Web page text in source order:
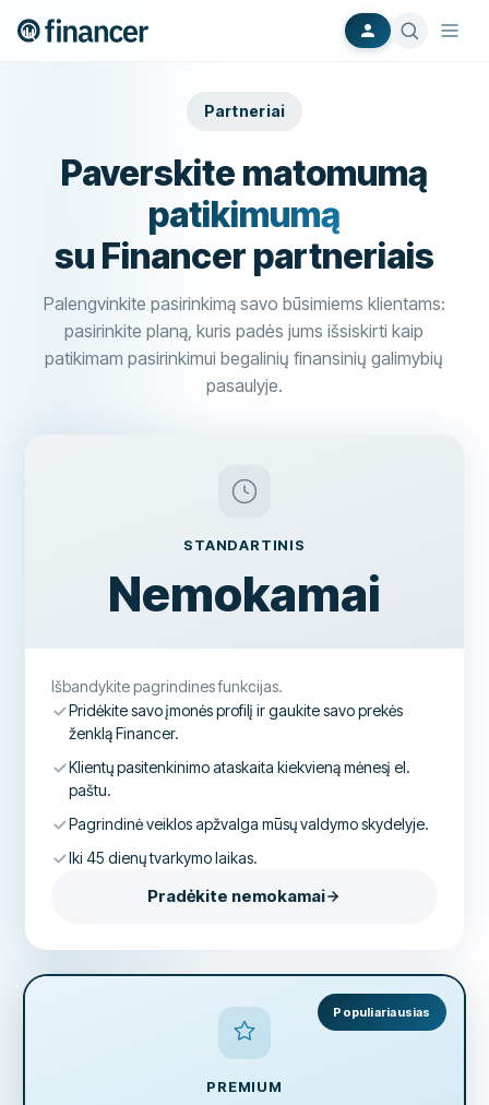
Partneriai
Paverskite matomumą
patikimumą
su Financer partneriais
Palengvinkite pasirinkimą savo būsimiems klientams:
pasirinkite planą, kuris padės jums išsiskirti kaip
patikimam pasirinkimui begalinių finansinių galimybių
pasaulyje.
STANDARTINIS
Nemokamai
Išbandykite pagrindines funkcijas.
Pridėkite savo įmonės profilį ir gaukite savo prekės
ženklą Financer.
Klientų pasitenkinimo ataskaita kiekvieną mėnesį el.
paštu.
Pagrindinė veiklos apžvalga mūsų valdymo skydelyje.
Iki 45 dienų tvarkymo laikas.
Pradėkite nemokamai
Populiariausias
PREMIUM